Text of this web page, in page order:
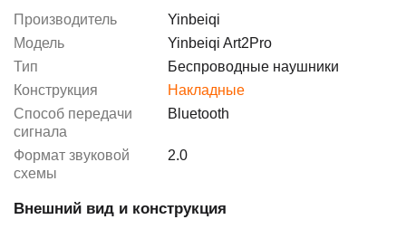
Производитель
Yinbeiqi
Модель
Yinbeiqi Art2Pro
Тип
Беспроводные наушники
Конструкция
Накладные
Способ передачи
сигнала
Bluetooth
Формат звуковой
схемы
2.0
Внешний вид и конструкция